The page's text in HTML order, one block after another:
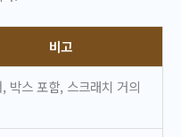
비고
박스 포함, 스크래치 거의